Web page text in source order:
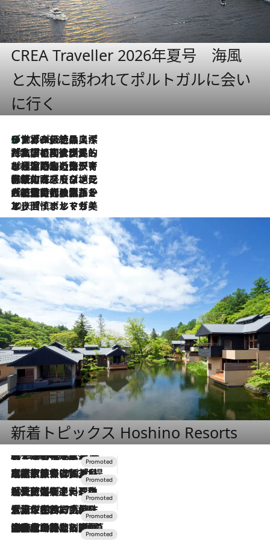
CREA Traveller 2026年夏号 海風
と太陽に誘われてポルトガルに会い
に行く
2026.8.8
リスボンの絶品スイーツ「パステル・デ・ナタ」とは？ポルトガル伝統の奥深い世界へ
2026.7.27
「私の祖国はポルトガル語です」国民的詩人フェルナンド・ペソアと、彼が愛した文学の街を歩く
2026.7.26
ポルトガル近海が育む極上の海の幸。キリリと冷えた白ワインと愉しむ、シーフード専門店の贅沢
2026.7.22
伝統の味をモダンに昇華。高感度な地元客が集う、リスボンの最旬ガストロノミー
2026.7.21
大航海時代の栄華から、震災、独裁、そして革命へ。ポルトガル・首都リスボンの石畳に刻まれた「歴史の光と影」
2026.7.13
エッセイ・ヤマザキマリ「慎ましくも美しき国 ポルトガル」
新着トピックス Hoshino Resorts
2026.8.7
【トンボの足水浴】ヒノキの香りに包まれて涼感マックス！約13℃の湧水かけ流しを避暑地「星野温泉 トンボの湯」で体験
2026.7.31
【ホテル帰省】という選択肢をOMOが提案。家族とほどよい距離を保つには「昼は実家、夜は気兼ねなくホテルで！」
2026.7.24
【夏限定ディナーコース】旬を迎える稚鮎や花ズッキーニなどをイタリア・トスカーナの郷土料理の手法で満喫！
2026.7.17
「土佐和ハーブかき氷」がOMO7高知に登場！生姜、山椒、大葉など目にも舌にも涼を呼ぶ郷土の味
2026.7.10
NEW OPEN！【界 草津】名湯の地に誕生。趣の異なる2種の温泉と上州ならではの会席・蕎麦割烹など美食を味わう究極の癒やし旅